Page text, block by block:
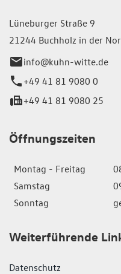
Lüneburger Straße 9
21244 Buchholz in der
info@kuhn-witte.de
+49 41 81 9080 0
+49 41 81 9080 25
Öffnungszeiten
Montag - Freitag
Samstag
Sonntag
Weiterführende
Datenschutz